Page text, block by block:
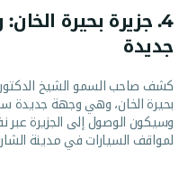
4. جزيرة بحيرة
جديدة
كشف صاحب السمو الشيخ
بحيرة الخان، وهي وجهة جديدة
وسيكون الوصول إلى الجزيرة
لمواقف السيارات في مدينة